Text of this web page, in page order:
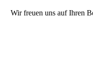
Wir freuen uns auf Ihren